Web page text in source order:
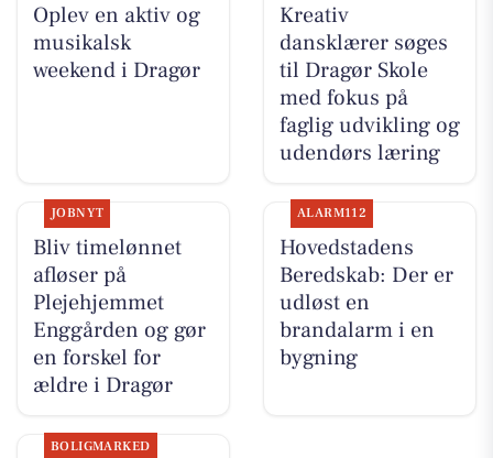
Oplev en aktiv og
musikalsk
weekend i Dragør
Kreativ
dansklærer søges
til Dragør Skole
med fokus på
faglig udvikling og
udendørs læring
JOBNYT
Bliv timelønnet
afløser på
Plejehjemmet
Enggården og gør
en forskel for
ældre i Dragør
ALARM112
Hovedstadens
Beredskab: Der er
udløst en
brandalarm i en
bygning
BOLIGMARKED